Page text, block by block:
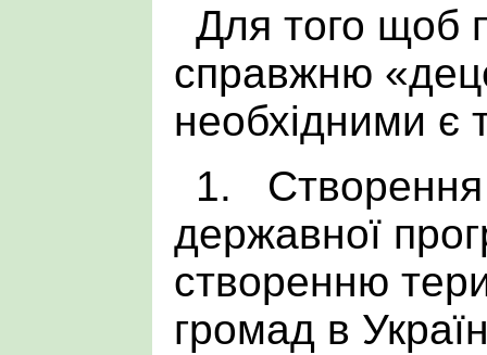
Для того щоб
справжню
необхідними є
1. Створення
державної
створенню
громад в